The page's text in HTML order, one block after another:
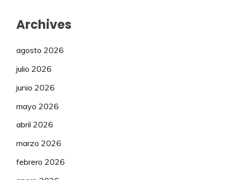
Archives
agosto 2026
julio 2026
junio 2026
mayo 2026
abril 2026
marzo 2026
febrero 2026